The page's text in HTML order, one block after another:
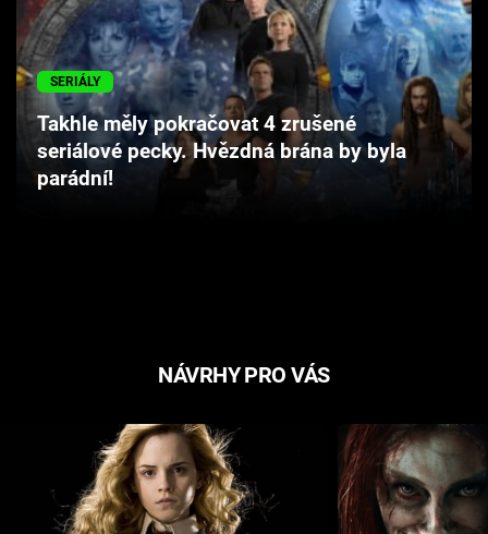
Seriály
Hry
Cool Esport
Pořady
SERIÁLY
Takhle měly pokračovat 4 zrušené
seriálové pecky. Hvězdná brána by byla
parádní!
NÁVRHY PRO VÁS